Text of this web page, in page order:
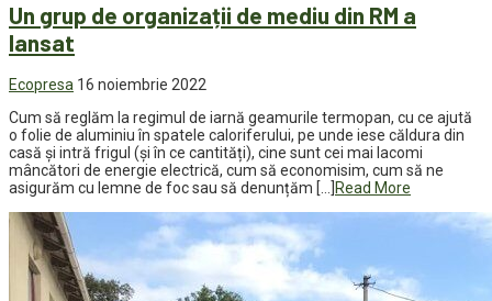
Un grup de organizații de mediu din RM a
lansat
Ecopresa 16 noiembrie 2022
Cum să reglăm la regimul de iarnă geamurile termopan, cu ce ajută
o folie de aluminiu în spatele caloriferului, pe unde iese căldura din
casă și intră frigul (și în ce cantități), cine sunt cei mai lacomi
mâncători de energie electrică, cum să economisim, cum să ne
asigurăm cu lemne de foc sau să denunțăm […]
Read More